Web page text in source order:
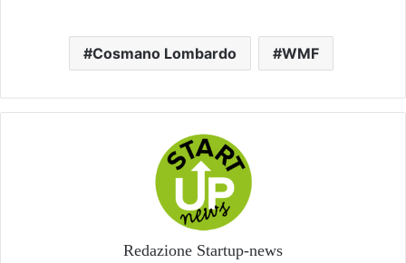
Cosmano Lombardo WMF
Redazione Startup-news